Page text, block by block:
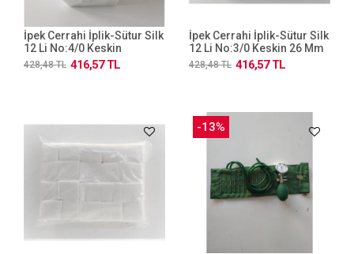
İpek Cerrahi İplik-Sütur Silk
12 Li No:4/0 Keskin
416,57 TL
428,48 TL
İpek Cerrahi İplik-Sütur Silk
12 Li No:3/0 Keskin 26 Mm
416,57 TL
428,48 TL
-13%